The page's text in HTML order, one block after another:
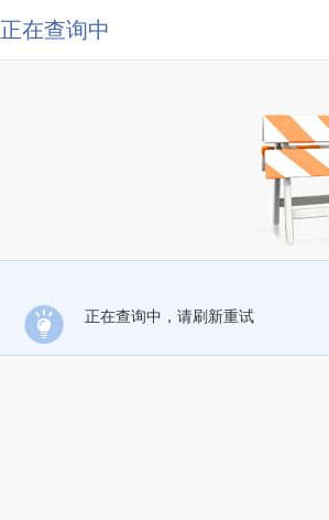
正在查询中
正在查询中，请刷新重试